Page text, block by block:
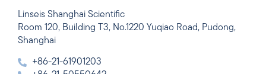
Linseis Shanghai Scientific
Room 120, Building T3, No.1220 Yuqiao Road, Pudong,
Shanghai
+86-21-61901203